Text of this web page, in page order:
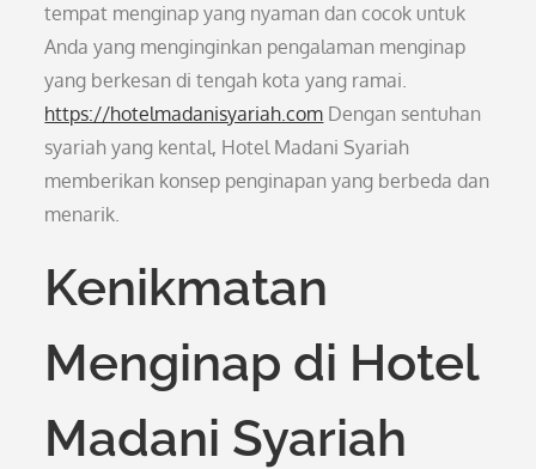
tempat menginap yang nyaman dan cocok untuk
Anda yang menginginkan pengalaman menginap
yang berkesan di tengah kota yang ramai.
https://hotelmadanisyariah.com Dengan sentuhan
syariah yang kental, Hotel Madani Syariah
memberikan konsep penginapan yang berbeda dan
menarik.
Kenikmatan
Menginap di Hotel
Madani Syariah